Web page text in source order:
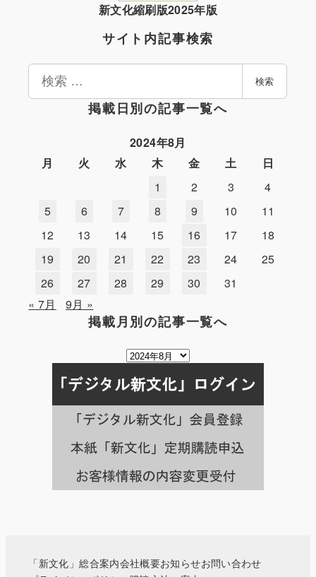
新文化縮刷版2025年版
サイト内記事検索
検
検索
掲載日別の記事一覧へ
2024年8月
月
火 水 木 金 土
日
1
2 3
4
5
6 7 8 9 10
11
12
13 14 15 16 17
18
19
20 21 22 23 24
25
26
27 28 29 30
31
« 7月
9月 »
掲載月別の記事一覧へ
掲
月
別
の
事
一
覧
「新文化」総合案内会社概要お知らせお問い合わせ